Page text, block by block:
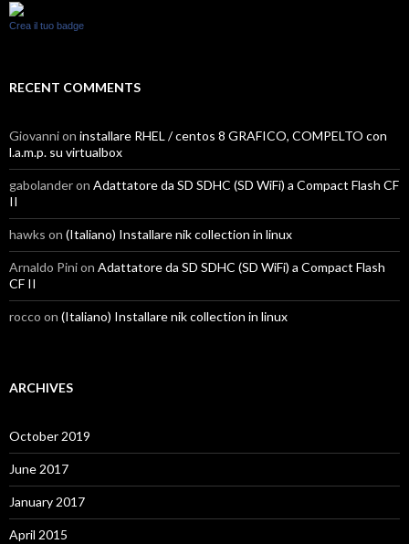
Crea il tuo badge
RECENT COMMENTS
Giovannion installare RHEL / centos 8 GRAFICO, COMPELTO con
l.a.m.p. su virtualbox
gabolanderon Adattatore da SD SDHC (SD WiFi) a Compact Flash CF
II
hawks on (Italiano) Installare nik collection in linux
Arnaldo Pinion Adattatore da SD SDHC (SD WiFi) a Compact Flash
CF II
rocco on (Italiano) Installare nik collection in linux
ARCHIVES
October 2019
June 2017
January 2017
April 2015